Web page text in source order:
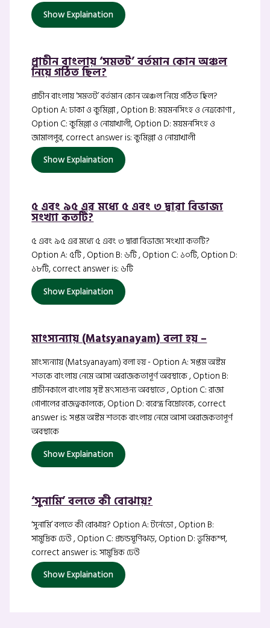
Show Explaination
প্রাচীন বাংলায় ‘সমতট’ বর্তমান কোন অঞ্চল
নিয়ে গঠিত ছিল?
প্রাচীন বাংলায় ‘সমতট’ বর্তমান কোন অঞ্চল নিয়ে গঠিত ছিল?
Option A: ঢাকা ও কুমিল্লা , Option B: ময়মনসিংহ ও নেত্রকোণা ,
Option C: কুমিল্লা ও নোয়াখালী, Option D: ময়মনসিংহ ও
জামালপুর, correct answer is: কুমিল্লা ও নোয়াখালী
Show Explaination
৫ এবং ৯৫ এর মধ্যে ৫ এবং ৩ দ্বারা বিভাজ্য
সংখ্যা কতটি?
৫ এবং ৯৫ এর মধ্যে ৫ এবং ৩ দ্বারা বিভাজ্য সংখ্যা কতটি?
Option A: ৫টি , Option B: ৬টি , Option C: ১০টি, Option D:
১৮টি, correct answer is: ৬টি
Show Explaination
মাংস্যন্যায় (Matsyanayam) বলা হয় –
মাংস্যন্যায় (Matsyanayam) বলা হয় - Option A: সপ্তম অষ্টম
শতকে বাংলায় নেমে আসা অরাজকতাপূর্ণ অবস্থাকে , Option B:
প্রাচীনকালে বাংলায় সৃষ্ট মৎস্যশুন্য অবস্থাতে , Option C: রাজা
গোপালের রাজত্বকালকে, Option D: বরেন্দ্র বিদ্রোহকে, correct
answer is: সপ্তম অষ্টম শতকে বাংলায় নেমে আসা অরাজকতাপূর্ণ
অবস্থাকে
Show Explaination
‘সুনামি’ বলতে কী বোঝায়?
‘সুনামি’ বলতে কী বোঝায়? Option A: টর্নেডো , Option B:
সামুদ্রিক ঢেউ , Option C: প্রচন্ডঘূর্ণিঝড়, Option D: ভূমিকম্প,
correct answer is: সামুদ্রিক ঢেউ
Show Explaination